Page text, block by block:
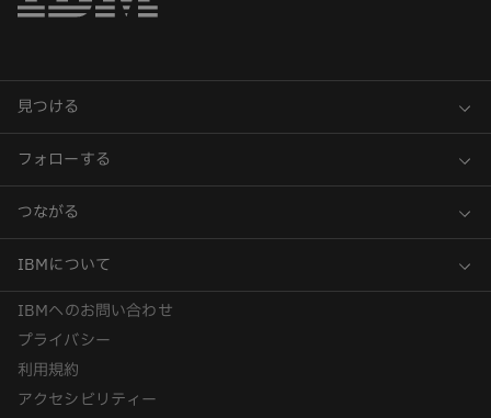
IBMへのお問い合わせ
プライバシー
利用規約
アクセシビリティー